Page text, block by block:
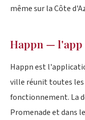
même sur la Côte
Happn — l'app
Happn est
ville réunit toutes
fonctionnement. La
Promenade et dans